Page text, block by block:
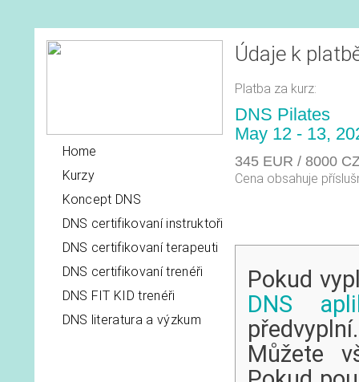
Home
Kurzy
Koncept DNS
DNS certifikovaní instruktoři
DNS certifikovaní terapeuti
DNS certifikovaní trenéři
DNS FIT KID trenéři
DNS literatura a výzkum
Údaje k
Platba za kurz:
DNS Pilates
May 12 - 13,
345 EUR / 8000
Cena obsahuje
Pokud
DNS
předvyplní.
Můžete